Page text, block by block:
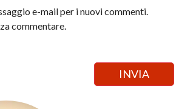
e-mail per i nuovi commenti.
commentare.